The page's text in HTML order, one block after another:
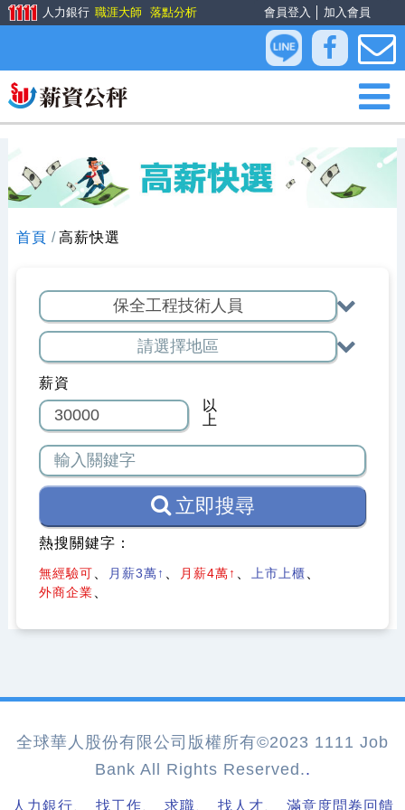
會員登入 加入會員
人力銀行 職涯大師 落點分析
首頁 高薪快選
薪資
以
上
立即搜尋
熱搜關鍵字：
無經驗可 月薪3萬↑ 月薪4萬↑
上市上櫃
外商企業
全球華人股份有限公司版權所有©2023 1111 Job
Bank All Rights Reserved..
人力銀行、 找工作、 求職、 找人才、 滿意度問卷回饋